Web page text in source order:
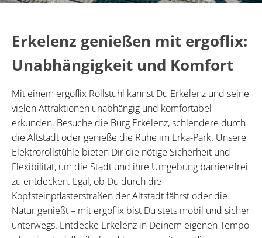
Erkelenz genießen mit ergoflix:
Unabhängigkeit und Komfort
Mit einem ergoflix Rollstuhl kannst Du Erkelenz und seine
vielen Attraktionen unabhängig und komfortabel
erkunden. Besuche die Burg Erkelenz, schlendere durch
die Altstadt oder genieße die Ruhe im Erka-Park. Unsere
Elektrorollstühle bieten Dir die nötige Sicherheit und
Flexibilität, um die Stadt und ihre Umgebung barrierefrei
zu entdecken. Egal, ob Du durch die
Kopfsteinpflasterstraßen der Altstadt fährst oder die
Natur genießt – mit ergoflix bist Du stets mobil und sicher
unterwegs. Entdecke Erkelenz in Deinem eigenen Tempo